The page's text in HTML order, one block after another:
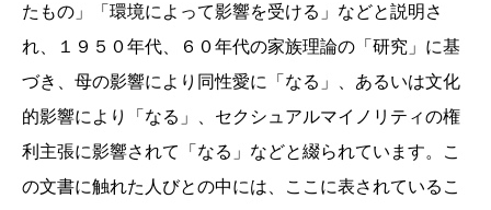
たもの」「環境によって影響を受ける」などと説明さ
れ、１９５０年代、６０年代の家族理論の「研究」に基
づき、母の影響により同性愛に「なる」、あるいは文化
的影響により「なる」、セクシュアルマイノリティの権
利主張に影響されて「なる」などと綴られています。こ
の文書に触れた人びとの中には、ここに表されているこ